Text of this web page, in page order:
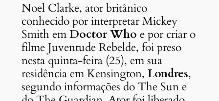
Noel Clarke, ator britânico
conhecido por interpretar Mickey
Smith emDoctor Who e por criar o
filme Juventude Rebelde, foi preso
nesta quinta-feira (25), em sua
residência em Kensington, Londres,
segundo informações do The Sun e